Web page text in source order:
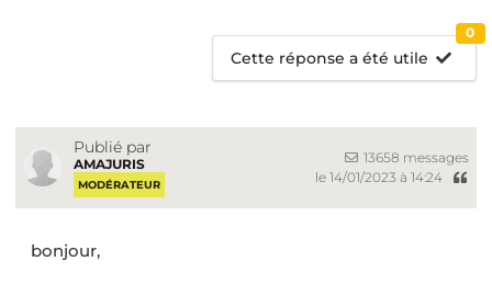
Cette réponse a été utile
0
Publié par
AMAJURIS
MODÉRATEUR
13658 messages
le 14/01/2023 à 14:24
bonjour,